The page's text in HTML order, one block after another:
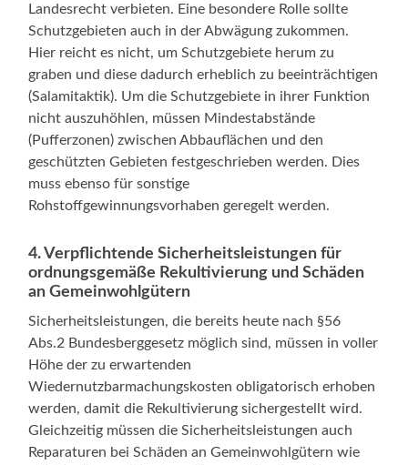
Landesrecht verbieten. Eine besondere Rolle sollte
Schutzgebieten auch in der Abwägung zukommen.
Hier reicht es nicht, um Schutzgebiete herum zu
graben und diese dadurch erheblich zu beeinträchtigen
(Salamitaktik). Um die Schutzgebiete in ihrer Funktion
nicht auszuhöhlen, müssen Mindestabstände
(Pufferzonen) zwischen Abbauflächen und den
geschützten Gebieten festgeschrieben werden. Dies
muss ebenso für sonstige
Rohstoffgewinnungsvorhaben geregelt werden.
4. Verpflichtende Sicherheitsleistungen für
ordnungsgemäße Rekultivierung und Schäden
an Gemeinwohlgütern
Sicherheitsleistungen, die bereits heute nach §56
Abs.2 Bundesberggesetz möglich sind, müssen in voller
Höhe der zu erwartenden
Wiedernutzbarmachungskosten obligatorisch erhoben
werden, damit die Rekultivierung sichergestellt wird.
Gleichzeitig müssen die Sicherheitsleistungen auch
Reparaturen bei Schäden an Gemeinwohlgütern wie